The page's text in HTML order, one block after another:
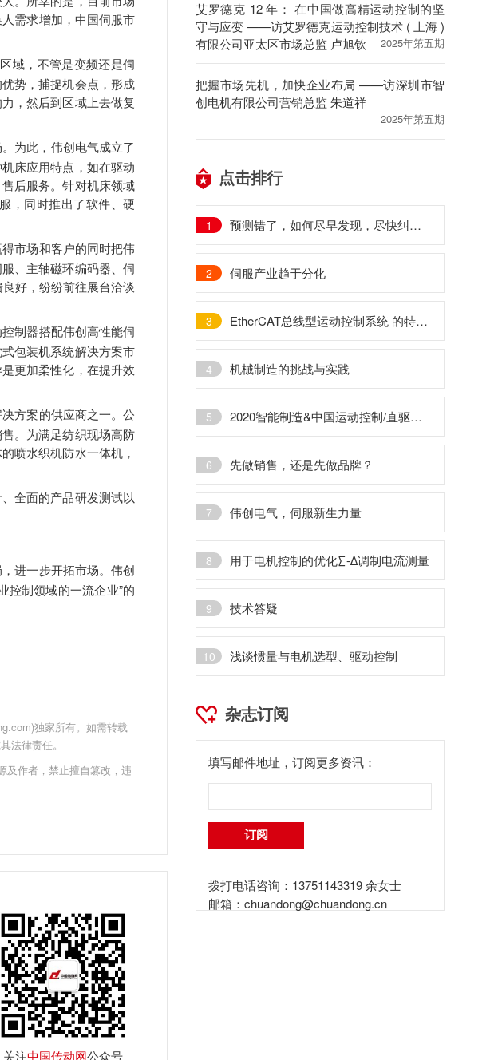
需求增加，中国伺服市
域，不管是变频还是伺
势，捕捉机会点，形成
，然后到区域上去做复
为此，伟创电气成立了
床应用特点，如在驱动
后服务。针对机床领域
，同时推出了软件、硬
市场和客户的同时把伟
、主轴磁环编码器、伺
好，纷纷前往展台洽谈
制器搭配伟创高性能伺
包装机系统解决方案市
更加柔性化，在提升效
方案的供应商之一。公
。为满足纺织现场高防
喷水织机防水一体机，
全面的产品研发测试以
进一步开拓市场。伟创
控制领域的一流企业”的
独家所有。如需转载
法律责任。
及作者，禁止擅自篡改，违
关注中国传动网公众号
艾罗德克 12 年： 在中国做高精运动控制的坚
守与应变 ——访艾罗德克运动控制技术 ( 上海 )
有限公司亚太区市场总监 卢旭钦
2025年第五期
把握市场先机，加快企业布局 ——访深圳市智
创电机有限公司营销总监 朱道祥
2025年第五期
点击排行
1 预测错了，如何尽早发现，尽快纠偏？
2 伺服产业趋于分化
3 EtherCAT总线型运动控制系统 的特点与应用（2）
4 机械制造的挑战与实践
5 2020智能制造&中国运动控制/直驱行业发展高峰论坛暨颁奖盛典圆满收官
6 先做销售，还是先做品牌？
7 伟创电气，伺服新生力量
8 用于电机控制的优化∑-∆调制电流测量
9 技术答疑
10 浅谈惯量与电机选型、驱动控制
杂志订阅
填写邮件地址，订阅更多资讯：
拨打电话咨询：13751143319 余女士
邮箱： chuandong@chuandong.cn